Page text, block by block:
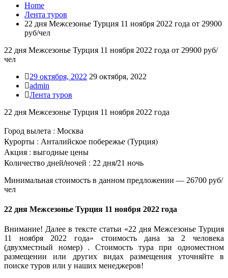
Home
Лента туров
22 дня Межсезонье Турция 11 ноября 2022 года от 29900
руб/чел
22 дня Межсезонье Турция 11 ноября 2022 года от 29900 руб/
чел
29 октября, 2022 29 октября, 2022
admin
Лента туров
22 дня Межсезонье Турция 11 ноября 2022 года
Город вылета : Москва
Курорты : Анталийское побережье (Турция)
Акция : выгодные цены
Количество дней/ночей : 22 дня/21 ночь
Минимальная стоимость в данном предложении — 26700 руб/
чел
22 дня Межсезонье Турция 11 ноября 2022 года
Внимание! Далее в тексте статьи «22 дня Межсезонье Турция
11 ноября 2022 года» стоимость дана за 2 человека
(двухместный номер) . Стоимость тура при одноместном
размещении или других видах размещения уточняйте в
поиске туров или у наших менеджеров!